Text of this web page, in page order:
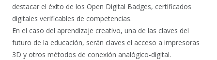
destacar el éxito de los Open Digital Badges, certificados
digitales verificables de competencias.
En el caso del aprendizaje creativo, una de las claves del
futuro de la educación, serán claves el acceso a impresoras
3D y otros métodos de conexión analógico-digital.